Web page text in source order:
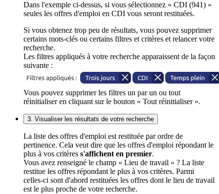
Dans l'exemple ci-dessus, si vous sélectionnez « CDI (941) »
seules les offres d'emploi en CDI vous seront restituées.
Si vous obtenez trop peu de résultats, vous pouvez supprimer
certains mots-clés ou certains filtres et critères et relancer votre
recherche.
Les filtres appliqués à votre recherche apparaissent de la façon
suivante :
Vous pouvez supprimer les filtres un par un ou tout
réinitialiser en cliquant sur le bouton « Tout réinitialiser ».
3. Visualiser les résultats de votre recherche
La liste des offres d'emploi est restituée par ordre de
pertinence. Cela veut dire que les offres d'emploi répondant le
plus à vos critères s'affichent en premier.
Vous avez renseigné le champ « Lieu de travail » ? La liste
restitue les offres répondant le plus à vos critères. Parmi
celles-ci sont d'abord restituées les offres dont le lieu de travail
est le plus proche de votre recherche.